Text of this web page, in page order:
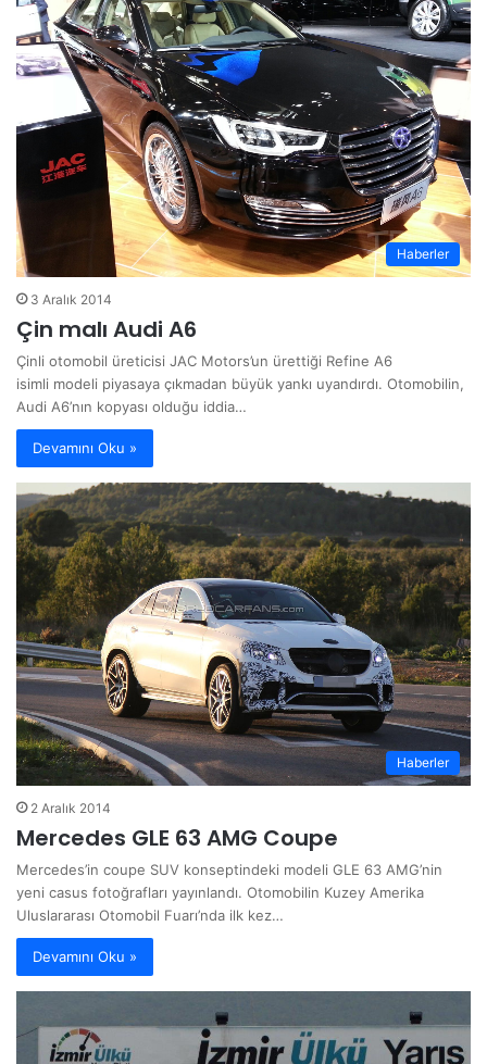
Haberler
3 Aralık 2014
Çin malı Audi A6
Çinli otomobil üreticisi JAC Motors’un ürettiği Refine A6
isimli modeli piyasaya çıkmadan büyük yankı uyandırdı. Otomobilin,
Audi A6’nın kopyası olduğu iddia…
Devamını Oku »
Haberler
2 Aralık 2014
Mercedes GLE 63 AMG Coupe
Mercedes’in coupe SUV konseptindeki modeli GLE 63 AMG’nin
yeni casus fotoğrafları yayınlandı. Otomobilin Kuzey Amerika
Uluslararası Otomobil Fuarı’nda ilk kez…
Devamını Oku »